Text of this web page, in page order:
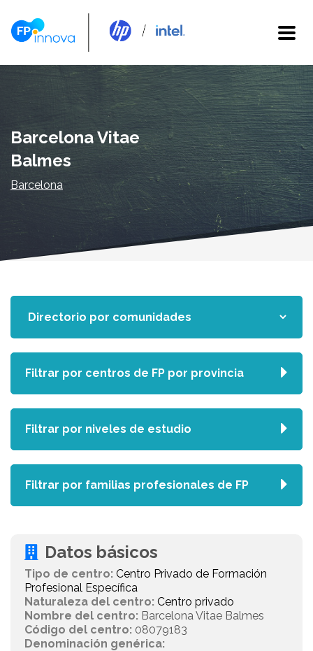
Barcelona Vitae
Balmes
Barcelona
Datos básicos
Tipo de centro: Centro Privado de Formación
Profesional Específica
Naturaleza del centro: Centro privado
Nombre del centro: Barcelona Vitae Balmes
Código del centro: 08079183
Denominación genérica:
Filtrar por centros de FP por provincia
Filtrar por niveles de estudio
Filtrar por familias profesionales de FP